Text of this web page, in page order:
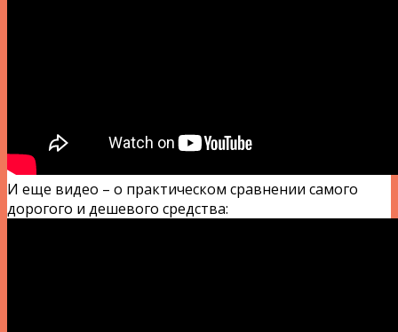
И еще видео – о практическом сравнении самого
дорогого и дешевого средства: